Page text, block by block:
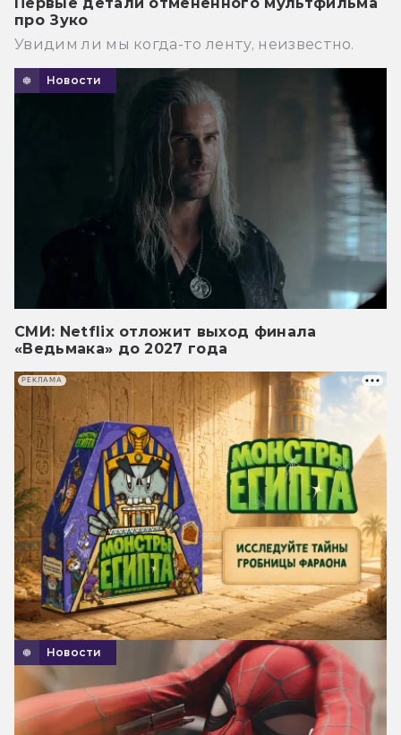
про Зуко
Увидим ли мы когда-то ленту, неизвестно.
Новости
СМИ: Netflix отложит выход финала
«Ведьмака» до 2027 года
Новости
РЕКЛАМА